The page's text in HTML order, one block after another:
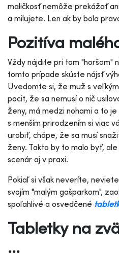
maličkosť nemôže prekážať
a milujete. Len ak by bola
Pozitíva
Vždy nájdite pri tom "horšom"
tomto prípade skúste nájsť
Uvedomte si, že muž s
pocit, že sa nemusí o nič
ženy, má medzi nohami a to
s menším prirodzením si viac
urobiť, chápe, že sa musí
ženy. Takto by to malo byť,
scenár aj v praxi.
Pokiaľ si však neveríte,
svojím "malým gašparkom",
spoľahlivé a osvedčené
Tabletky na
...